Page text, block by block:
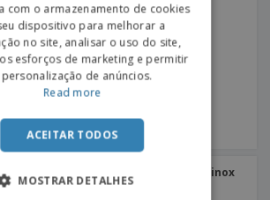
Garfo de sobremesa em inox
SPANISH
com o armazenamento de cookies
dispositivo para melhorar a
no site, analisar o uso do site,
esforços de marketing e permitir
personalização de anúncios.
Read more
ACEITAR TODOS
MOSTRAR DETALHES